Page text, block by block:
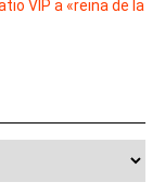
VIP a «reina de la